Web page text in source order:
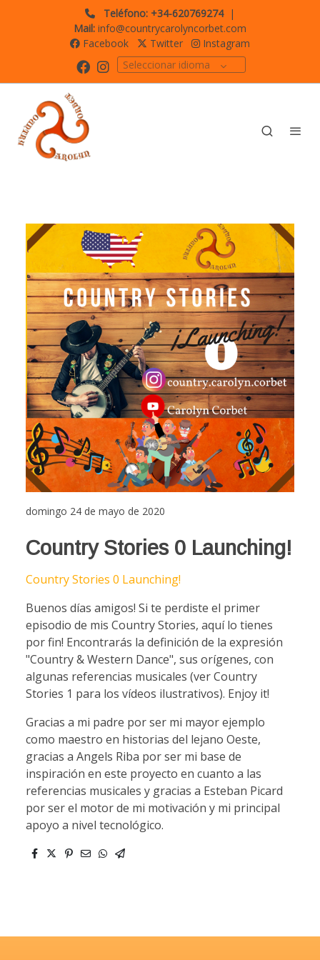
Teléfono: +34-620769274|
Mail: info@countrycarolyncorbet.com
Facebook
Twitter
Instagram
Seleccionar idioma
domingo 24 de mayo de 2020
Country Stories 0 Launching!
Country Stories 0 Launching!
Buenos días amigos! Si te perdiste el primer
episodio de mis Country Stories, aquí lo tienes
por fin! Encontrarás la definición de la expresión
"Country & Western Dance", sus orígenes, con
algunas referencias musicales (ver Country
Stories 1 para los vídeos ilustrativos). Enjoy it!
Gracias a mi padre por ser mi mayor ejemplo
como maestro en historias del lejano Oeste,
gracias a Angels Riba por ser mi base de
inspiración en este proyecto en cuanto a las
referencias musicales y gracias a Esteban Picard
por ser el motor de mi motivación y mi principal
apoyo a nivel tecnológico.